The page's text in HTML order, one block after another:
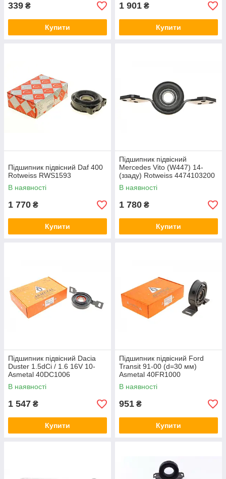
339 ₴
Купити
1 901 ₴
Купити
Підшипник підвісний Daf 400
Rotweiss RWS1593
В наявності
1 770 ₴
Купити
Підшипник підвісний
Mercedes Vito (W447) 14-
(ззаду) Rotweiss 4474103200
В наявності
1 780 ₴
Купити
Підшипник підвісний Dacia
Duster 1.5dCi / 1.6 16V 10-
Asmetal 40DC1006
В наявності
1 547 ₴
Купити
Підшипник підвісний Ford
Transit 91-00 (d=30 мм)
Asmetal 40FR1000
В наявності
951 ₴
Купити